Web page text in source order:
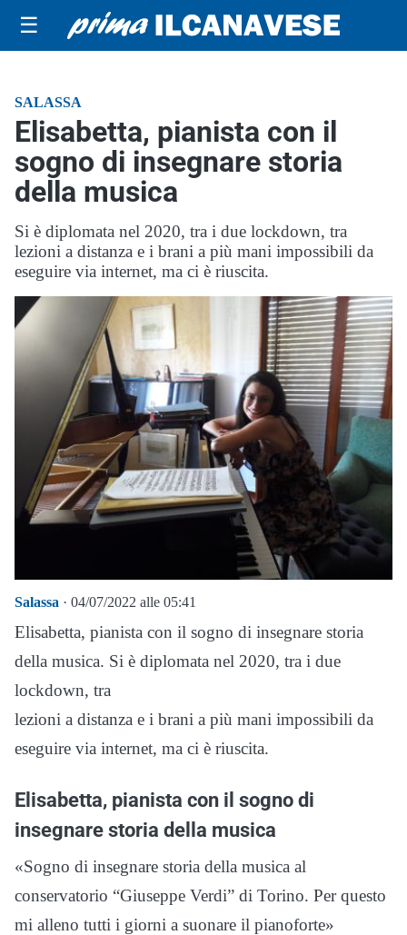
☰
SALASSA
Elisabetta, pianista con il
sogno di insegnare storia
della musica
Si è diplomata nel 2020, tra i due lockdown, tra
lezioni a distanza e i brani a più mani impossibili da
eseguire via internet, ma ci è riuscita.
Salassa · 04/07/2022 alle 05:41
Elisabetta, pianista con il sogno di insegnare storia
della musica. Si è diplomata nel 2020, tra i due
lockdown, tra
lezioni a distanza e i brani a più mani impossibili da
eseguire via internet, ma ci è riuscita.
Elisabetta, pianista con il sogno di
insegnare storia della musica
«Sogno di insegnare storia della musica al
conservatorio “Giuseppe Verdi” di Torino. Per questo
mi alleno tutti i giorni a suonare il pianoforte»